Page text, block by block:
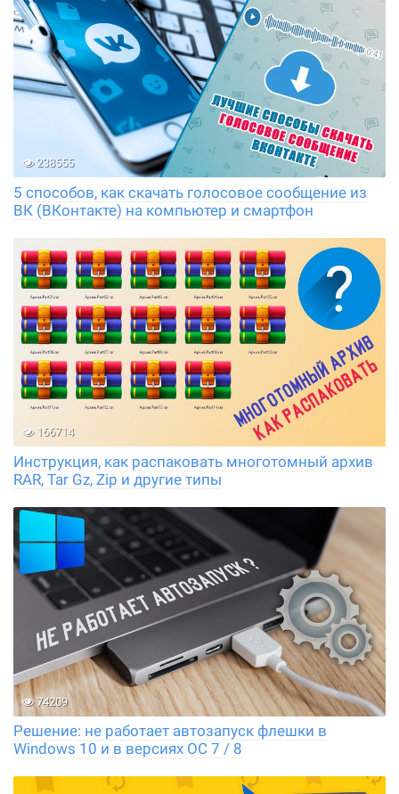
238555
5 способов, как скачать голосовое сообщение из
ВК (ВКонтакте) на компьютер и смартфон
166714
Инструкция, как распаковать многотомный архив
RAR, Tar Gz, Zip и другие типы
74209
Решение: не работает автозапуск флешки в
Windows 10 и в версиях ОС 7 / 8